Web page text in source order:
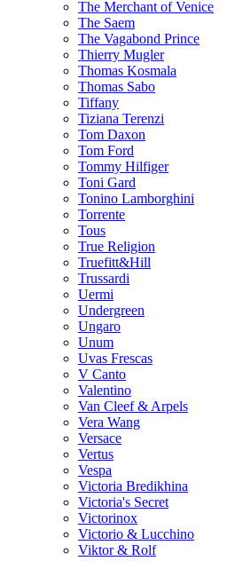
The Merchant of Venice
The Saem
The Vagabond Prince
Thierry Mugler
Thomas Kosmala
Thomas Sabo
Tiffany
Tiziana Terenzi
Tom Daxon
Tom Ford
Tommy Hilfiger
Toni Gard
Tonino Lamborghini
Torrente
Tous
True Religion
Truefitt&Hill
Trussardi
Uermi
Undergreen
Ungaro
Unum
Uvas Frescas
V Canto
Valentino
Van Cleef & Arpels
Vera Wang
Versace
Vertus
Vespa
Victoria Bredikhina
Victoria's Secret
Victorinox
Victorio & Lucchino
Viktor & Rolf